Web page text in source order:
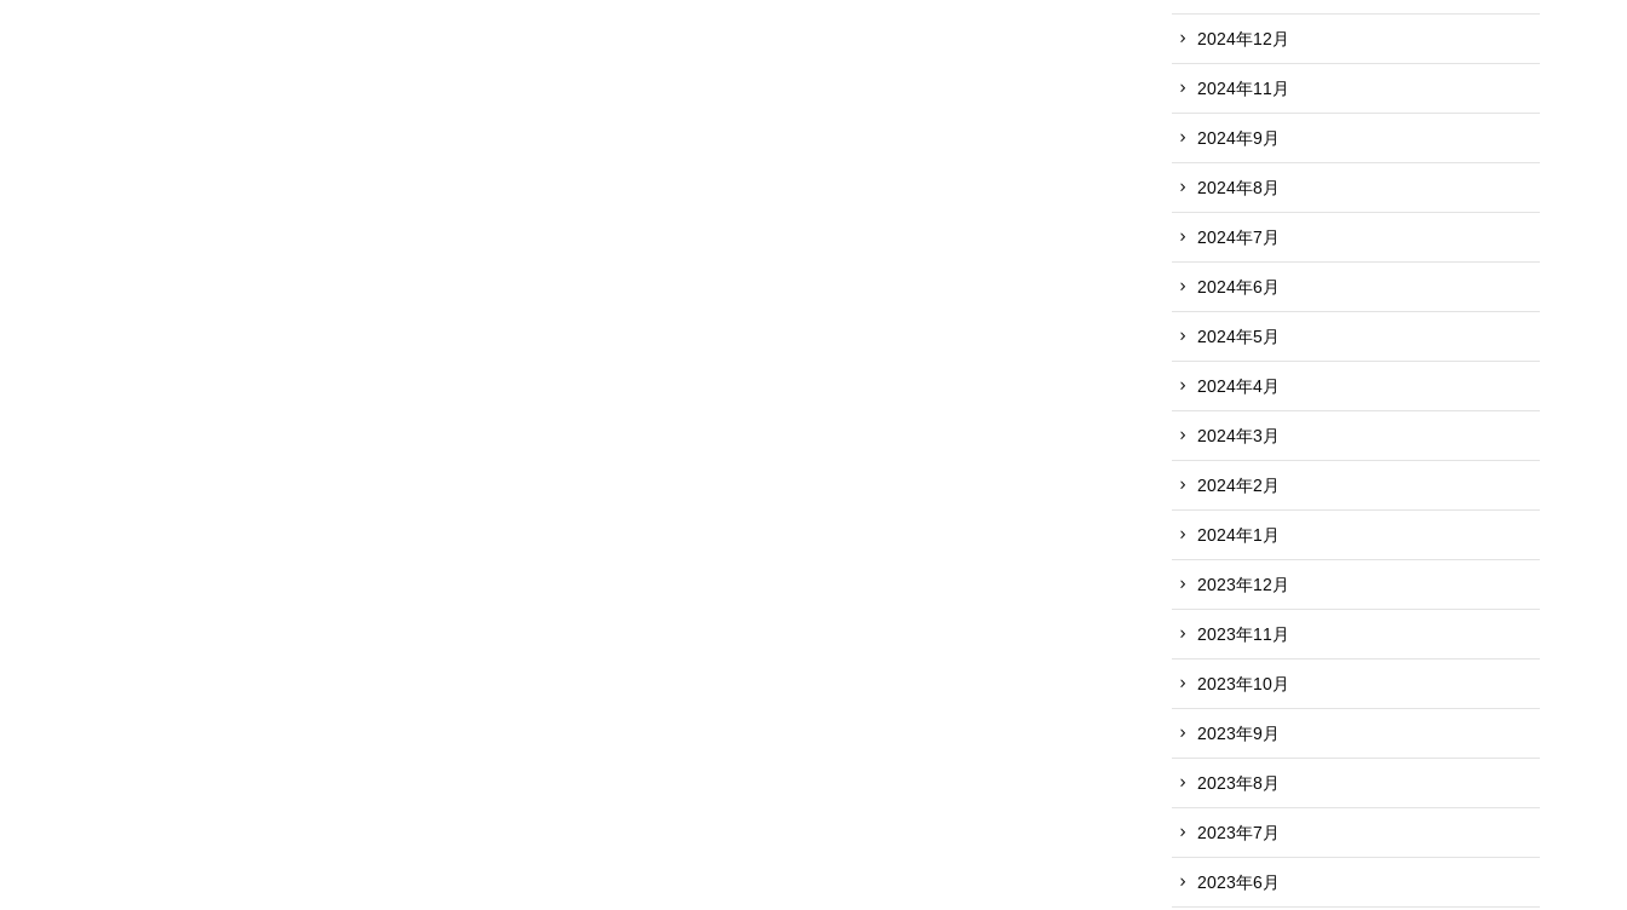
2024年12月
2024年11月
2024年9月
2024年8月
2024年7月
2024年6月
2024年5月
2024年4月
2024年3月
2024年2月
2024年1月
2023年12月
2023年11月
2023年10月
2023年9月
2023年8月
2023年7月
2023年6月